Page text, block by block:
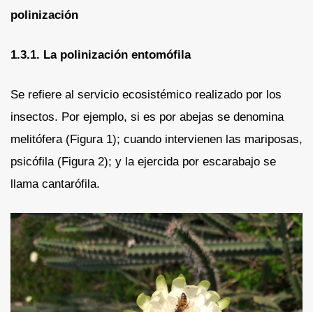
polinización
1.3.1. La polinización entomófila
Se refiere al servicio ecosistémico realizado por los
insectos. Por ejemplo, si es por abejas se denomina
melitófera (Figura 1); cuando intervienen las mariposas,
psicófila (Figura 2); y la ejercida por escarabajo se
llama cantarófila.